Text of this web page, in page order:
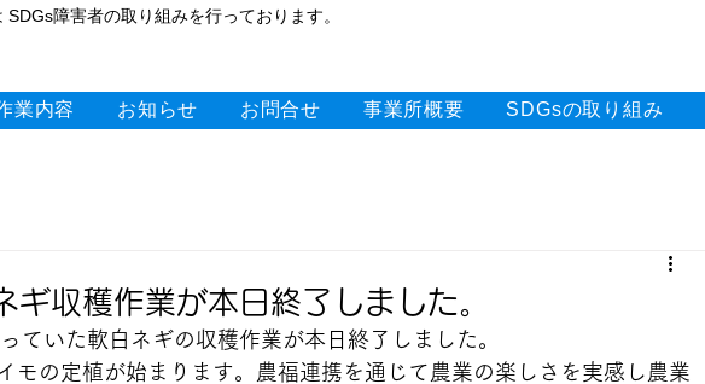
障害者の取り組みを行っております。
業内容 お知らせ お問合せ 事業所概要 SDGsの取り組み
収穫作業が本日終了しました。
いた軟白ネギの収穫作業が本日終了しました。
の定植が始まります。農福連携を通じて農業の楽しさを実感し農業